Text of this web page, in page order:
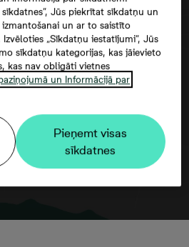
третьего лица
Jūs piekrītat sīkdatņu un
un ar to saistīto
„Sīkdatņu iestatījumi”, Jūs
sīkdatņu kategorijas, kas jāievieto
kas nav obligāti vietnes
un Informācijā par
Pieņemt visas
sīkdatnes